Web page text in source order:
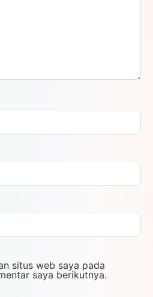
situs web saya pada
saya berikutnya.